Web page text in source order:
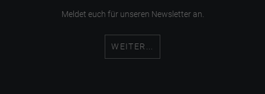
Meldet euch für unseren Newsletter an.
WEITER...